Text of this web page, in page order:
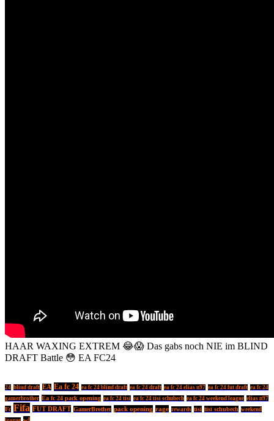
HAAR WAXING EXTREM 😂😱 Das gabs noch NIE im BLIND
DRAFT Battle 😳 EA FC24
24 blind draft EA Ea fc 24 ea fc 24 blind draft ea fc 24 draft ea fc 24 elias n97 ea fc 24 fut draft ea fc 24
gamerbrother Ea fc 24 pack opening ea fc 24 tisi ea fc 24 tisi schubech ea fc 24 weekend league elias n97
Fc Fifa FUT DRAFT GamerBrother pack opening rage rewards tisi tisi schubech weekend